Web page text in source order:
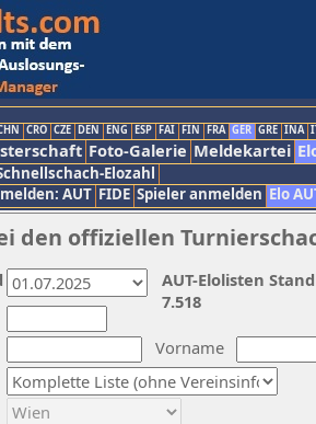
CRO CZE DEN ENG ESP FAI FIN FRA GER GRE INA
Foto-Galerie Meldekartei
Elozahl
AUT FIDE Spieler anmelden Elo
den offiziellen
Vorname
AUT-Elolisten
7.518